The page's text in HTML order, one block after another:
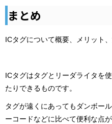
まとめ
ICタグについて概要、メリット
ICタグはタグとリーダライタを
たりできるものです。
タグが遠くにあってもダンボー
ーコードなどに比べて便利な点が